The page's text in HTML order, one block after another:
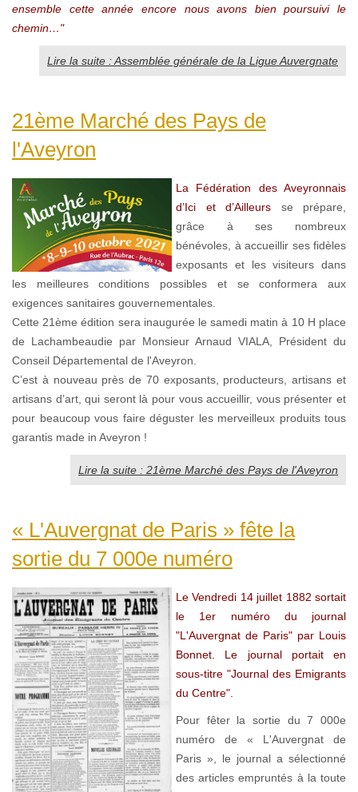
ensemble cette année encore nous avons bien poursuivi le
chemin…"
Lire la suite : Assemblée générale de la Ligue Auvergnate
21ème Marché des Pays de
l'Aveyron
La Fédération des Aveyronnais
d’Ici et d’Ailleurs se prépare,
grâce à ses nombreux
bénévoles, à accueillir ses fidèles
exposants et les visiteurs dans
les meilleures conditions possibles et se conformera aux
exigences sanitaires gouvernementales.
Cette 21ème édition sera inaugurée le samedi matin à 10 H place
de Lachambeaudie par Monsieur Arnaud VIALA, Président du
Conseil Départemental de l'Aveyron.
C’est à nouveau près de 70 exposants, producteurs, artisans et
artisans d’art, qui seront là pour vous accueillir, vous présenter et
pour beaucoup vous faire déguster les merveilleux produits tous
garantis made in Aveyron !
Lire la suite : 21ème Marché des Pays de l'Aveyron
« L'Auvergnat de Paris » fête la
sortie du 7 000e numéro
Le Vendredi 14 juillet 1882 sortait
le
1er numéro du journal
"L'Auvergnat de Paris" par Louis
Bonnet. Le journal portait en
sous-titre "Journal des Emigrants
du Centre".
Pour fêter la sortie du 7 000e
numéro de « L'Auvergnat de
Paris », le journal a sélectionné
des articles empruntés à la toute